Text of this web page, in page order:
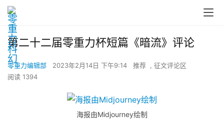
第二十二届零重力杯短篇《暗流》评论
零重力编辑部 2023年2月14日 下午9:14 推荐 , 征文评论区
阅读 1394
海报由Midjourney绘制